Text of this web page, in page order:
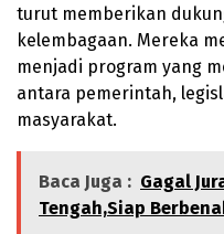
turut memberikan
kelembagaan. Mereka
menjadi program yang
antara pemerintah,
masyarakat.
Baca Juga : Gagal
Tengah,Siap